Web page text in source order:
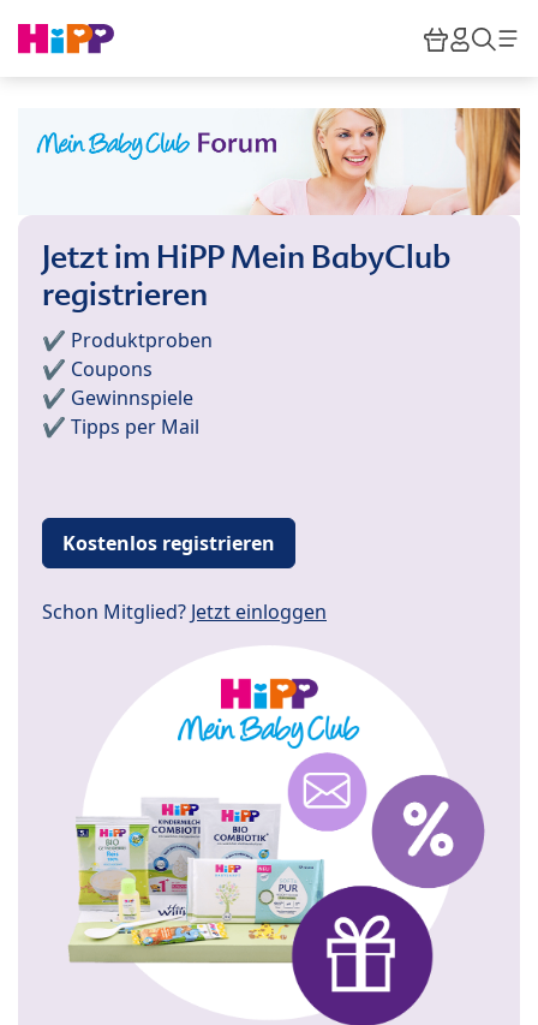
HiPP
Jetzt im HiPP Mein BabyClub
registrieren
✔️ Produktproben
✔️ Coupons
✔️ Gewinnspiele
✔️ Tipps per Mail
Kostenlos registrieren
Schon Mitglied? Jetzt einloggen